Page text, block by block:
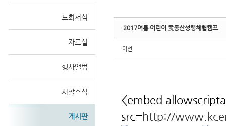
노회서식
자료실
행사앨범
시찰소식
게시판
2017여름 어린이 꽃동산성령체험캠프
어선
<embed
src=http://
스케치북5